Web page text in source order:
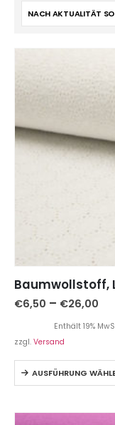
Baumwollstoff,
€6,50 – €26,00
Enthält 19%
zzgl. Versand
AUSFÜHRUNG